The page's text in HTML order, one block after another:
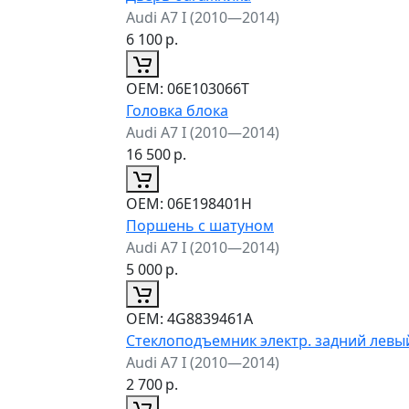
Audi A7 I (2010—2014)
6 100р.
ОЕМ: 06E103066T
Головка блока
Audi A7 I (2010—2014)
16 500р.
ОЕМ: 06E198401H
Поршень с шатуном
Audi A7 I (2010—2014)
5 000р.
ОЕМ: 4G8839461A
Стеклоподъемник электр. задний
Audi A7 I (2010—2014)
2 700р.